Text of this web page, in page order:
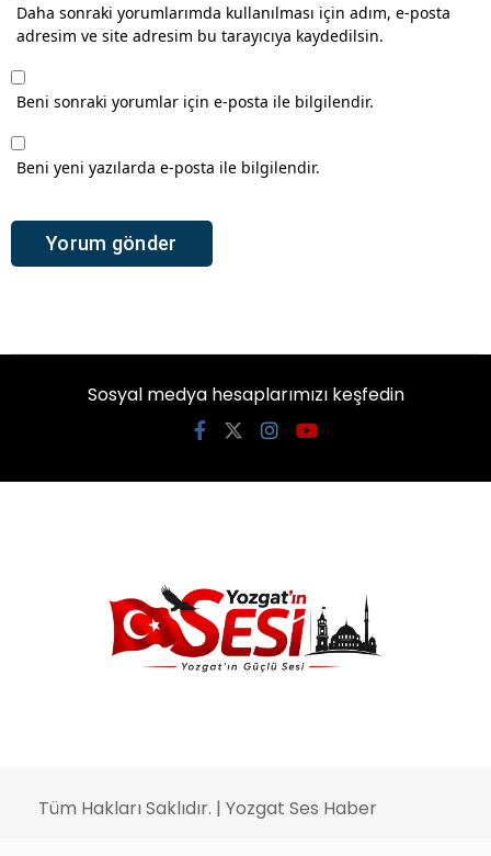
Daha sonraki yorumlarımda kullanılması için adım, e-posta
adresim ve site adresim bu tarayıcıya kaydedilsin.
Beni sonraki yorumlar için e-posta ile bilgilendir.
Beni yeni yazılarda e-posta ile bilgilendir.
Sosyal medya hesaplarımızı keşfedin
Tüm Hakları Saklıdır. | Yozgat Ses Haber